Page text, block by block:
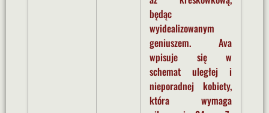
będąc
wyidealizowanym
geniuszem. Ava
wpisuje się w
schemat uległej i
nieporadnej kobiety,
która wymaga